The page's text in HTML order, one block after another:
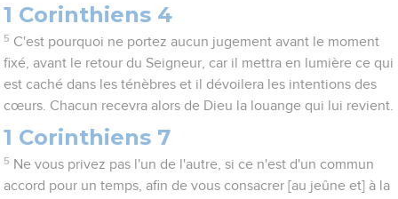
1 Corinthiens 4
5 C'est pourquoi ne portez aucun jugement avant le moment
fixé, avant le retour du Seigneur, car il mettra en lumière ce qui
est caché dans les ténèbres et il dévoilera les intentions des
cœurs. Chacun recevra alors de Dieu la louange qui lui revient.
1 Corinthiens 7
5 Ne vous privez pas l'un de l'autre, si ce n'est d'un commun
accord pour un temps, afin de vous consacrer [au jeûne et] à la